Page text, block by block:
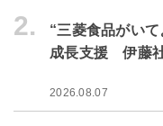
2.
“三菱食品がい
成長支援 伊藤
2026.08.07